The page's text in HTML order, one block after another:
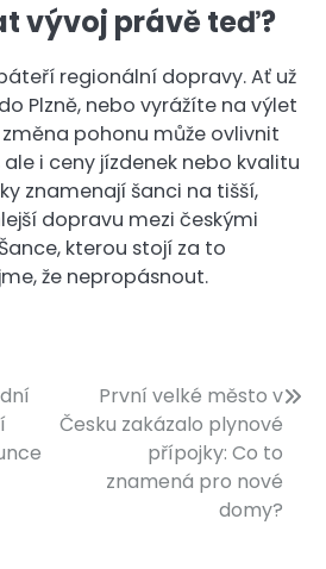
vývoj právě teď?
regionální dopravy. Ať už
Plzně, nebo vyrážíte na výlet
změna pohonu může ovlivnit
i ceny jízdenek nebo kvalitu
znamenají šanci na tišší,
dopravu mezi českými
kterou stojí za to
že nepropásnout.
První velké město v
Česku zakázalo plynové
přípojky: Co to
znamená pro nové
domy?